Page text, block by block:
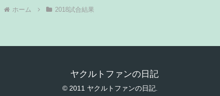
ホーム 2018試合結果
ヤクルトファンの日記
© 2011 ヤクルトファンの日記.